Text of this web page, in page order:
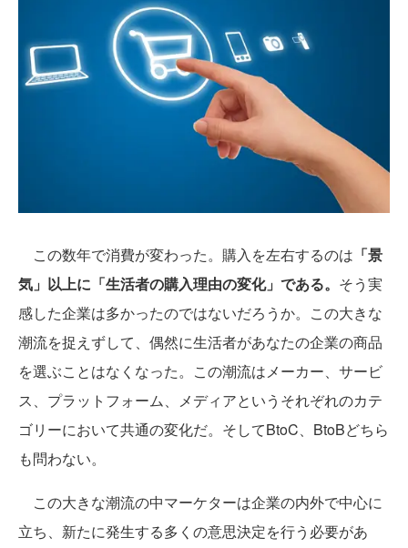
この数年で消費が変わった。購入を左右するのは 「景
気」以上に「生活者の購入理由の変化」である。 そう実
感した企業は多かったのではないだろうか。この大きな
潮流を捉えずして、偶然に生活者があなたの企業の商品
を選ぶことはなくなった。この潮流はメーカー、サービ
ス、プラットフォーム、メディアというそれぞれのカテ
ゴリーにおいて共通の変化だ。そしてBtoC、BtoBどちら
も問わない。
この大きな潮流の中マーケターは企業の内外で中心に
立ち、新たに発生する多くの意思決定を行う必要があ